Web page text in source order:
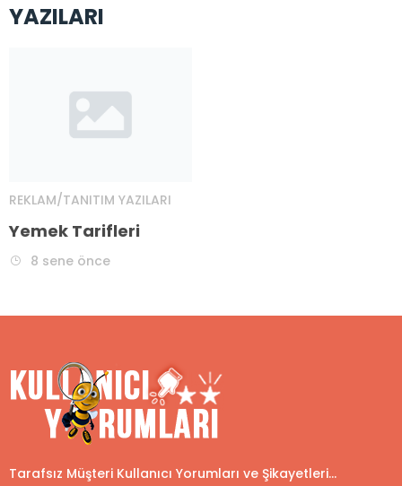
YAZILARI
REKLAM/TANITIM YAZILARI
Yemek Tarifleri
8 sene önce
Tarafsız Müşteri Kullanıcı Yorumları ve Şikayetleri...